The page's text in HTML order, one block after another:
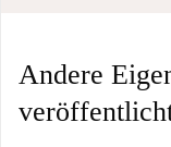
Andere